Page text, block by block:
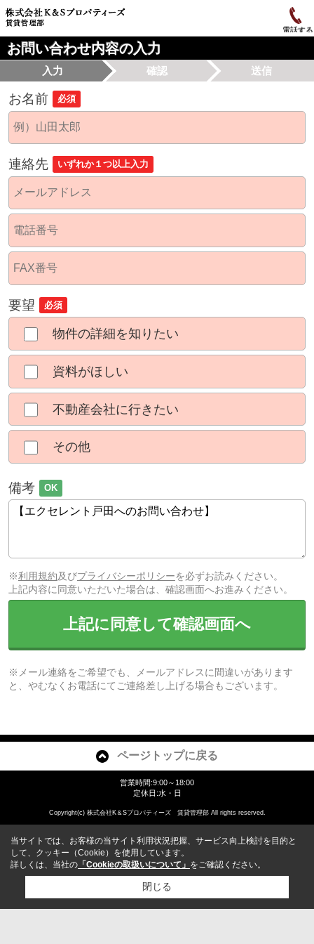
電話する
お問い合わせ内容の入力
入力 確認 送信
お名前 必須
連絡先 いずれか１つ以上入力
要望 必須
物件の詳細を知りたい
資料がほしい
不動産会社に行きたい
その他
備考 OK
※利用規約及びプライバシーポリシーを必ずお読みください。
上記内容に同意いただいた場合は、確認画面へお進みください。
上記に同意して確認画面へ
※メール連絡をご希望でも、メールアドレスに間違いがあります
と、やむなくお電話にてご連絡差し上げる場合もございます。
ページトップに戻る
営業時間:9:00～18:00
定休日:水・日
Copyright(c) 株式会社K＆Sプロパティーズ 賃貸管理部 All rights reserved.
当サイトでは、お客様の当サイト利用状況把握、サービス向上検討を目的と
して、クッキー（Cookie）を使用しています。
詳しくは、当社の 「Cookieの取扱いについて」 をご確認ください。
閉じる